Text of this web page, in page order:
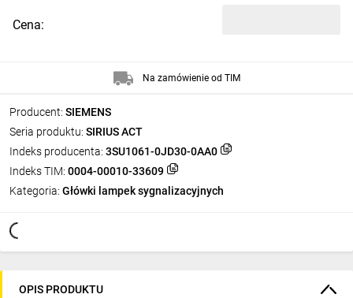
Producent: SIEMENS
Seria produktu: SIRIUS ACT
Indeks producenta: 3SU1061-0JD30-0AA0
Indeks TIM: 0004-00010-33609
Kategoria: Główki lampek sygnalizacyjnych
Cena:
Na zamówienie od TIM
OPIS PRODUKTU